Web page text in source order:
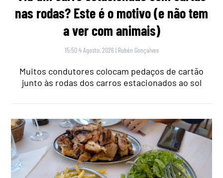
nas rodas? Este é o motivo (e não tem
a ver com animais)
15:50 4 Agosto, 2026 | Rubén Gonçalves
Muitos condutores colocam pedaços de cartão
junto às rodas dos carros estacionados ao sol